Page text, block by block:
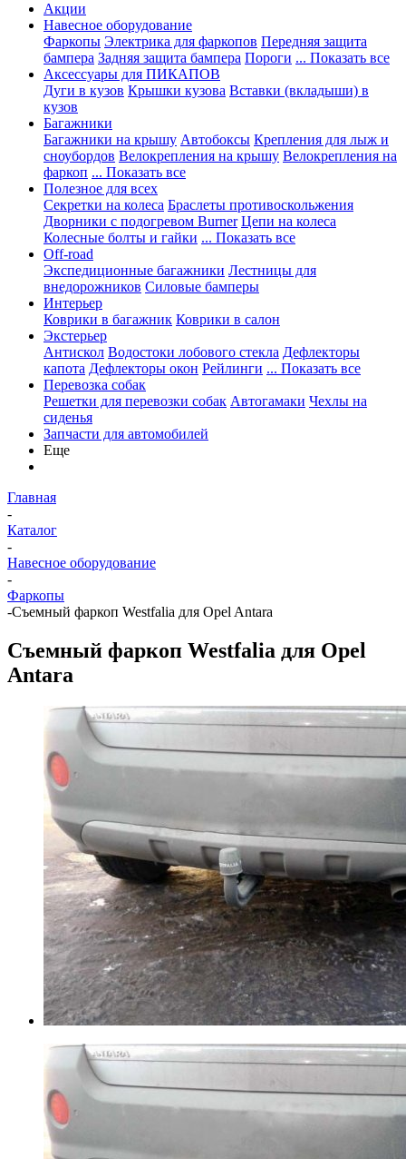
Акции
Навесное оборудование
Фаркопы Электрика для фаркопов Передняя защита
бампера Задняя защита бампера Пороги ... Показать все
Аксессуары для ПИКАПОВ
Дуги в кузов Крышки кузова Вставки (вкладыши) в
кузов
Багажники
Багажники на крышу Автобоксы Крепления для лыж и
сноубордов Велокрепления на крышу Велокрепления на
фаркоп ... Показать все
Полезное для всех
Секретки на колеса Браслеты противоскольжения
Дворники с подогревом Burner Цепи на колеса
Колесные болты и гайки ... Показать все
Off-road
Экспедиционные багажники Лестницы для
внедорожников Силовые бамперы
Интерьер
Коврики в багажник Коврики в салон
Экстерьер
Антискол Водостоки лобового стекла Дефлекторы
капота Дефлекторы окон Рейлинги ... Показать все
Перевозка собак
Решетки для перевозки собак Автогамаки Чехлы на
сиденья
Запчасти для автомобилей
Еще
Главная
-
Каталог
-
Навесное оборудование
-
Фаркопы
-Cъемный фаркоп Westfalia для Opel Antara
Cъемный фаркоп Westfalia для Opel
Antara